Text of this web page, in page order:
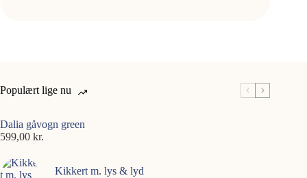
Populært lige nu
Dalia gåvogn green
599,00 kr.
Kikkert m. lys & lyd